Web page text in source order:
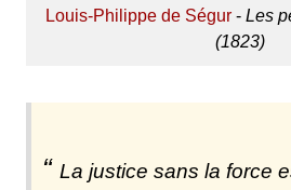
Louis-Philippe de Ségur- Les
(1823)
La justice sans la force